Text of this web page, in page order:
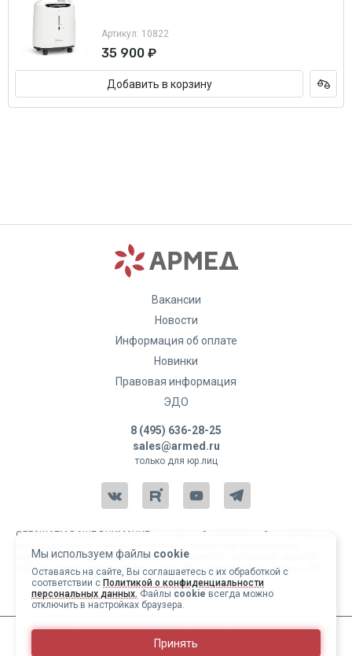
Артикул: 10822
35 900 ₽
Добавить в корзину
Мы используем файлы cookie
Оставаясь на сайте, Вы соглашаетесь с их обработкой с
соответствии с Политикой о конфиденциальности
персональных данных. Файлы cookie всегда можно
отключить в настройках браузера.
Принять
Вакансии
Новости
Информация об оплате
Новинки
Правовая информация
ЭДО
8 (495) 636-28-25
sales@armed.ru
только для юр.лиц
ОБРАЩАЕМ ВАШЕ ВНИМАНИЕ, что данный интернет-сайт и материалы,
характер и ни при каких условиях не являются публичной офертой,
определяемой положениями статьи 437 Гражданского кодекса РФ.
Copyright 2004-2026 © Армед
ИМЕЮТСЯ ПРОТИВОПОКАЗАНИЯ, ПЕРЕД ИСПОЛЬЗОВАНИЕМ
НЕОБХОДИМО ОЗНАКОМИТЬСЯ С ИНСТРУКЦИЕЙ И